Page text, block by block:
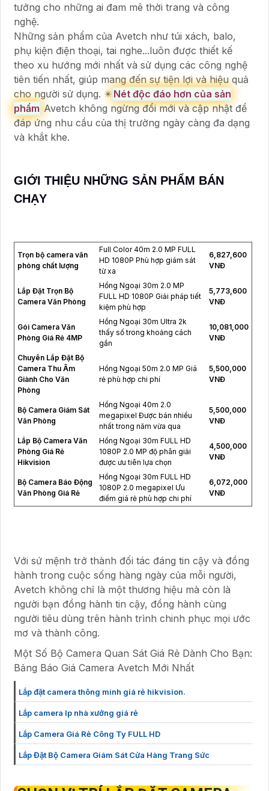
tưởng cho những ai đam mê thời trang và công
nghệ.
Những sản phẩm của Avetch như túi xách, balo,
phụ kiện điện thoại, tai nghe...luôn được thiết kế
theo xu hướng mới nhất và sử dụng các công nghệ
tiên tiến nhất, giúp mang đến sự tiện lợi và hiệu quả
cho người sử dụng. ✴️ Nét độc đáo hơn của sản
phẩm Avetch không ngừng đổi mới và cập nhật để
đáp ứng nhu cầu của thị trường ngày càng đa dạng
và khắt khe.
GIỚI THIỆU NHỮNG SẢN PHẨM BÁN
CHẠY
Trọn bộ camera văn
phòng chất lượng
Full Color 40m 2.0 MP FULL
HD 1080P Phù hợp giám sát
từ xa
6,827,600
VNĐ
Lắp Đặt Trọn Bộ
Camera Văn Phòng
Hồng Ngoại 30m 2.0 MP
FULL HD 1080P Giải pháp tiết
kiệm phù hợp
5,773,600
VNĐ
Gói Camera Văn
Phòng Giá Rẻ 4MP
Hồng Ngoại 30m Ultra 2k
thấy số trong khoảng cách
gần
10,081,000
VNĐ
Chuyên Lắp Đặt Bộ
Camera Thu Âm
Giành Cho Văn
Phòng
Hồng Ngoại 50m 2.0 MP Giá
rẻ phù hợp chi phí
5,500,000
VNĐ
Bộ Camera Giám Sát
Văn Phòng
Hồng Ngoại 40m 2.0
megapixel Được bán nhiều
nhất trong năm vừa qua
5,500,000
VNĐ
Lắp Bộ Camera Văn
Phòng Giá Rẻ
Hikvision
Hồng Ngoại 30m FULL HD
1080P 2.0 MP độ phân giải
được ưu tiên lựa chọn
4,500,000
VNĐ
Bộ Camera Báo Động
Văn Phòng Giá Rẻ
Hồng Ngoại 30m FULL HD
1080P 2.0 megapixel Ưu
điểm giá rẻ phù hợp chi phí
6,072,000
VNĐ
Với sứ mệnh trở thành đối tác đáng tin cậy và đồng
hành trong cuộc sống hàng ngày của mỗi người,
Avetch không chỉ là một thương hiệu mà còn là
người bạn đồng hành tin cậy, đồng hành cùng
người tiêu dùng trên hành trình chinh phục mọi ước
mơ và thành công.
Một Số Bộ Camera Quan Sát Giá Rẻ Dành Cho Bạn:
Bảng Báo Giá Camera Avetch Mới Nhất
Lắp đặt camera thông minh giá rẻ hikvision.
Lắp camera Ip nhà xưởng giá rẻ
Lắp Camera Giá Rẻ Công Ty FULL HD
Lắp Đặt Bộ Camera Giám Sát Cửa Hàng Trang Sức